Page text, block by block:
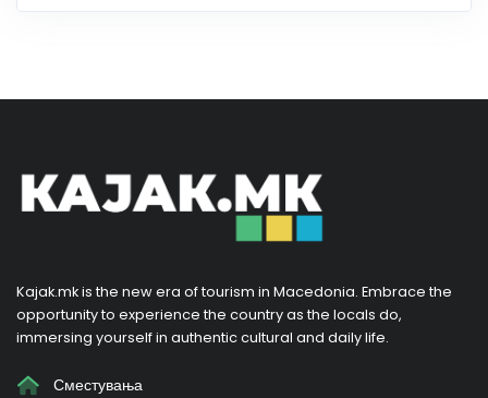
Kajak.mk is the new era of tourism in Macedonia. Embrace the
opportunity to experience the country as the locals do,
immersing yourself in authentic cultural and daily life.
Сместувања